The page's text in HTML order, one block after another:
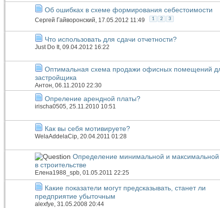
Об ошибках в схеме формирования себестоимости
Сергей Гайворонский , 17.05.2012 11:49 1 2 3
Что использовать для сдачи отчетности?
Just Do It, 09.04.2012 16:22
Оптимальная схема продажи офисных помещений
застройщика
Антон , 06.11.2010 22:30
Опреление арендной платы?
irischa0505, 25.11.2010 10:51
Как вы себя мотивируете?
WelaAddelaCip , 20.04.2011 01:28
Определение минимальной и
в строительстве
Елена1988_spb, 01.05.2011 22:25
Какие показатели могут предсказывать, станет ли
предприятие убыточным
alexfye , 31.05.2008 20:44